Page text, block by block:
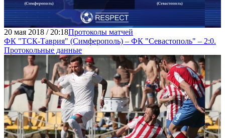
20 мая 2018 / 20:18Протоколы матчей
ФК "ТСК-Таврия" (Симферополь) – ФК "Севастополь" – 2:0.
Протокольные данные